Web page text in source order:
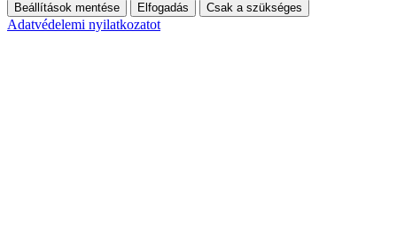
Beállítások mentése Elfogadás Csak a szükséges
Adatvédelemi nyilatkozatot